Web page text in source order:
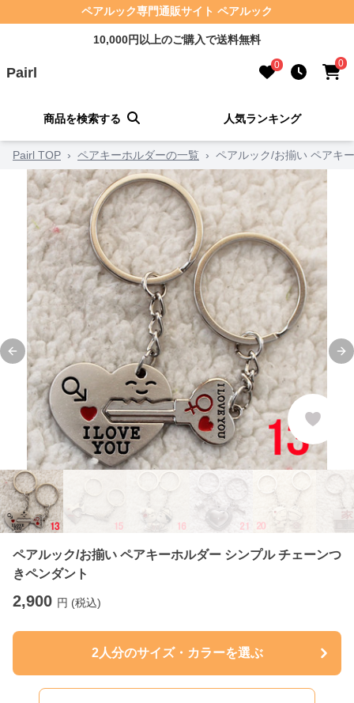
ペアルック専門通販サイト ペアルック
10,000円以上のご購入で送料無料
Pairl 0 0
商品を検索する 人気ランキング
Pairl TOP › ペアキーホルダーの一覧 › ペアルック/お揃い ペアキ
Previous slide
ペアルック/お揃い ペアキーホルダー シンプル チェーンつ
きペンダント
2,900 円 (税込)
2人分のサイズ・カラーを選ぶ